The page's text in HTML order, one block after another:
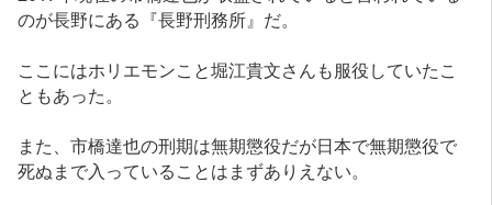
のが長野にある『長野刑務所』だ。
ここにはホリエモンこと堀江貴文さんも服役していたこ
ともあった。
また、市橋達也の刑期は無期懲役だが日本で無期懲役で
死ぬまで入っていることはまずありえない。